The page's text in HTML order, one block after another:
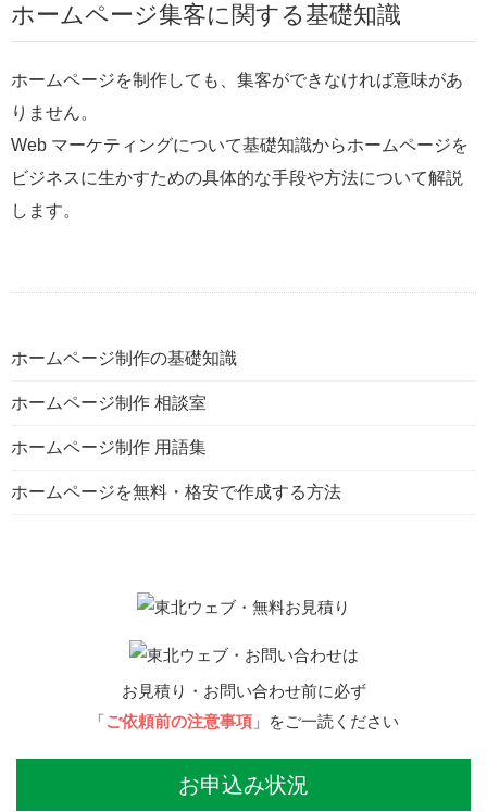
ホームページ集客に関する基礎知識
ホームページを制作しても、集客ができなければ意味があ
りません。
Web マーケティングについて基礎知識からホームページを
ビジネスに生かすための具体的な手段や方法について解説
します。
ホームページ制作の基礎知識
ホームページ制作 相談室
ホームページ制作 用語集
ホームページを無料・格安で作成する方法
お見積り・お問い合わせ前に必ず
「ご依頼前の注意事項」をご一読ください
お申込み状況